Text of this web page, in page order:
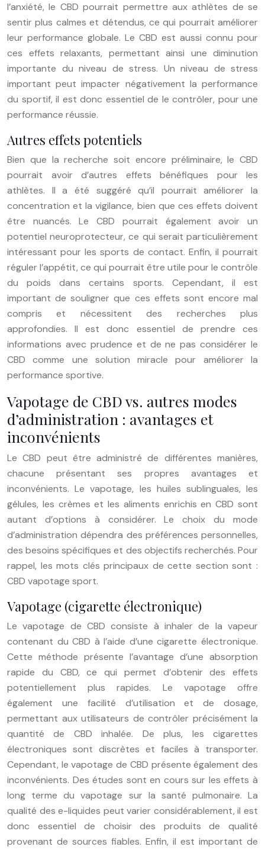
l’anxiété, le CBD pourrait permettre aux athlètes de se
sentir plus calmes et détendus, ce qui pourrait améliorer
leur performance globale. Le CBD est aussi connu pour
ces effets relaxants, permettant ainsi une diminution
importante du niveau de stress. Un niveau de stress
important peut impacter négativement la performance
du sportif, il est donc essentiel de le contrôler, pour une
performance réussie.
Autres effets potentiels
Bien que la recherche soit encore préliminaire, le CBD
pourrait avoir d’autres effets bénéfiques pour les
athlètes. Il a été suggéré qu’il pourrait améliorer la
concentration et la vigilance, bien que ces effets doivent
être nuancés. Le CBD pourrait également avoir un
potentiel neuroprotecteur, ce qui serait particulièrement
intéressant pour les sports de contact. Enfin, il pourrait
réguler l’appétit, ce qui pourrait être utile pour le contrôle
du poids dans certains sports. Cependant, il est
important de souligner que ces effets sont encore mal
compris et nécessitent des recherches plus
approfondies. Il est donc essentiel de prendre ces
informations avec prudence et de ne pas considérer le
CBD comme une solution miracle pour améliorer la
performance sportive.
Vapotage de CBD vs. autres modes
d’administration : avantages et
inconvénients
Le CBD peut être administré de différentes manières,
chacune présentant ses propres avantages et
inconvénients. Le vapotage, les huiles sublinguales, les
gélules, les crèmes et les aliments enrichis en CBD sont
autant d’options à considérer. Le choix du mode
d’administration dépendra des préférences personnelles,
des besoins spécifiques et des objectifs recherchés. Pour
rappel, les mots clés principaux de cette section sont :
CBD vapotage sport.
Vapotage (cigarette électronique)
Le vapotage de CBD consiste à inhaler de la vapeur
contenant du CBD à l’aide d’une cigarette électronique.
Cette méthode présente l’avantage d’une absorption
rapide du CBD, ce qui permet d’obtenir des effets
potentiellement plus rapides. Le vapotage offre
également une facilité d’utilisation et de dosage,
permettant aux utilisateurs de contrôler précisément la
quantité de CBD inhalée. De plus, les cigarettes
électroniques sont discrètes et faciles à transporter.
Cependant, le vapotage de CBD présente également des
inconvénients. Des études sont en cours sur les effets à
long terme du vapotage sur la santé pulmonaire. La
qualité des e-liquides peut varier considérablement, il est
donc essentiel de choisir des produits de qualité
provenant de sources fiables. Enfin, il est important de